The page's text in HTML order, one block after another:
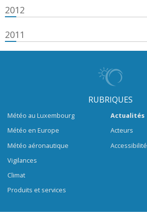
2012
2011
RUBRIQUES
Météo au Luxembourg
Météo en Europe
Météo aéronautique
Vigilances
Climat
Produits et services
Actualités
Acteurs
Accessibilité